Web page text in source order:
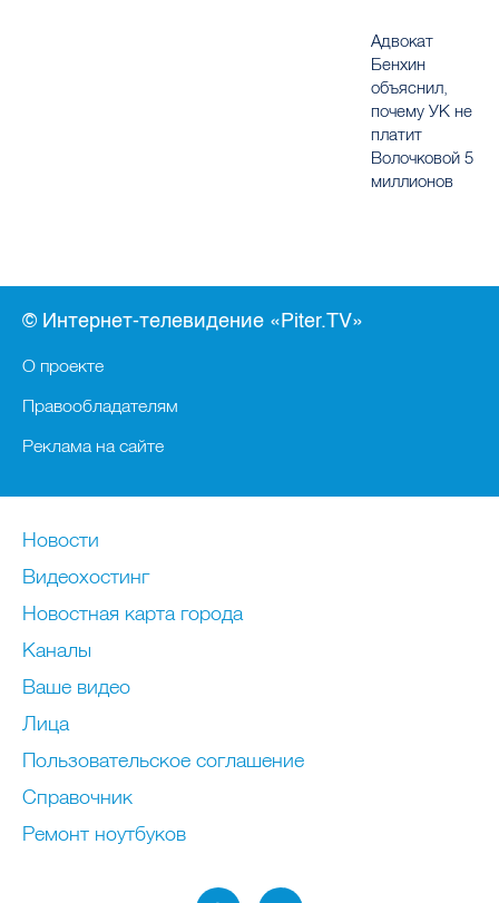
Адвокат
Бенхин
объяснил,
почему УК не
платит
Волочковой 5
миллионов
© Интернет-телевидение «Piter.TV»
О проекте
Правообладателям
Реклама на сайте
Новости
Видеохостинг
Новостная карта города
Каналы
Ваше видео
Лица
Пользовательское соглашение
Справочник
Ремонт нoутбуков